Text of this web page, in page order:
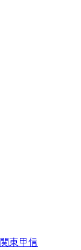
関東甲信